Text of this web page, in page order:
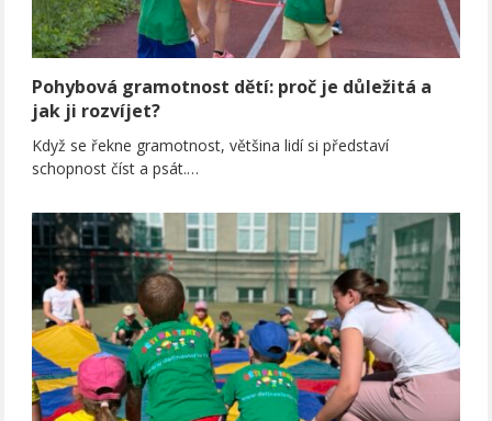
Pohybová gramotnost dětí: proč je důležitá a
jak ji rozvíjet?
Když se řekne gramotnost, většina lidí si představí
schopnost číst a psát.…